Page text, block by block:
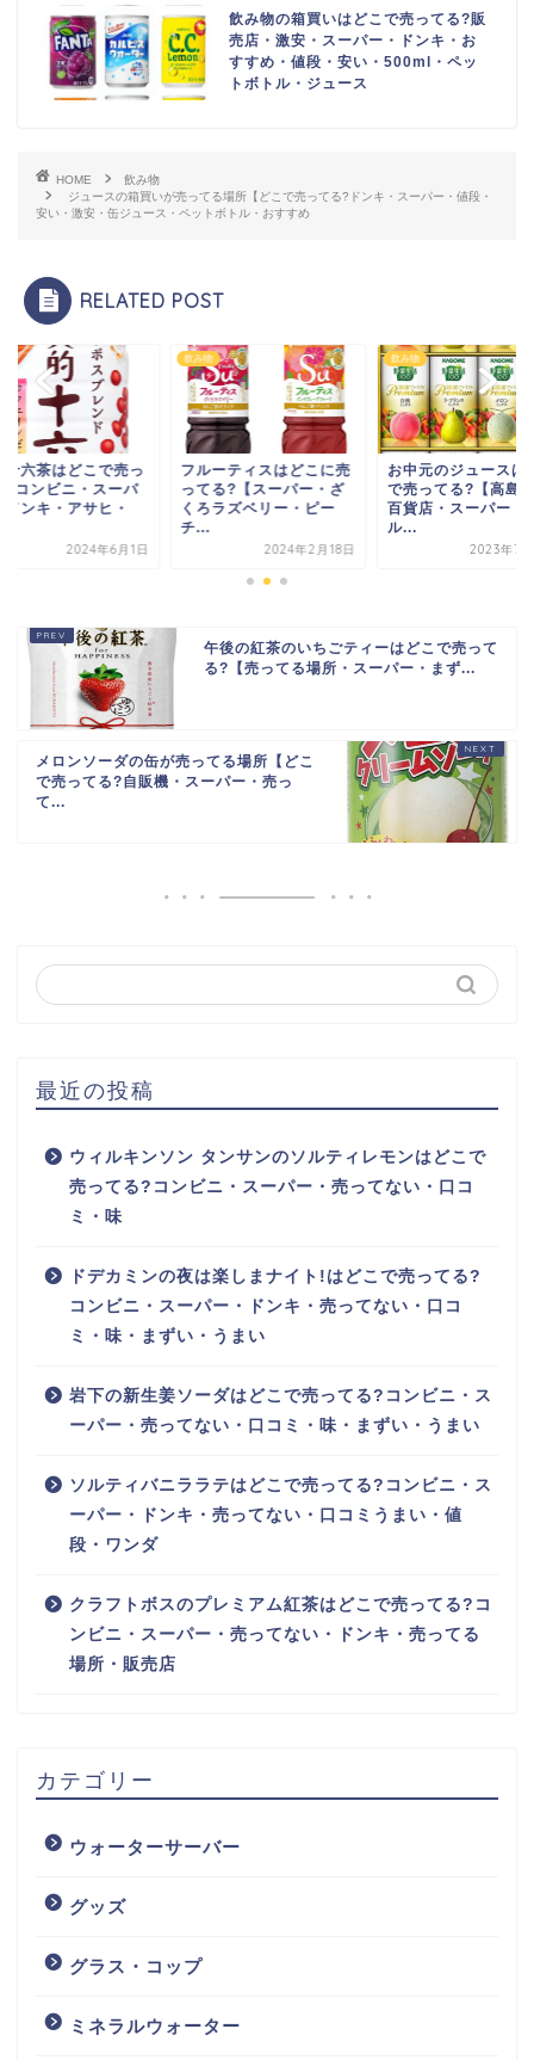
飲み物の箱買いはどこで売ってる?販
売店・激安・スーパー・ドンキ・お
すすめ・値段・安い・500ml・ペッ
トボトル・ジュース
HOME
飲み物
ジュースの箱買いが売ってる場所【どこで売ってる?ドンキ・スーパー・値段・
安い・激安・缶ジュース・ペットボトル・おすすめ
RELATED POST
十六茶はどこで売っ
?コンビニ・スーパ
ドンキ・アサヒ・
2024年6月1日
飲み物
フルーティスはどこに売
ってる?【スーパー・ざ
くろラズベリー・ピー
チ...
2024年2月18日
飲み物
お中元のジュースは
で売ってる?【高島
百貨店・スーパー・
ル...
2023年7
午後の紅茶のいちごティーはどこで売って
る?【売ってる場所・スーパー・まず...
メロンソーダの缶が売ってる場所【どこ
で売ってる?自販機・スーパー・売っ
て...
最近の投稿
ウィルキンソン タンサンのソルティレモンはどこで
売ってる?コンビニ・スーパー・売ってない・口コ
ミ・味
ドデカミンの夜は楽しまナイト!はどこで売ってる?
コンビニ・スーパー・ドンキ・売ってない・口コ
ミ・味・まずい・うまい
岩下の新生姜ソーダはどこで売ってる?コンビニ・ス
ーパー・売ってない・口コミ・味・まずい・うまい
ソルティバニララテはどこで売ってる?コンビニ・ス
ーパー・ドンキ・売ってない・口コミうまい・値
段・ワンダ
クラフトボスのプレミアム紅茶はどこで売ってる?コ
ンビニ・スーパー・売ってない・ドンキ・売ってる
場所・販売店
カテゴリー
ウォーターサーバー
グッズ
グラス・コップ
ミネラルウォーター